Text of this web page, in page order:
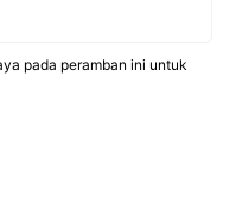
pada peramban ini untuk